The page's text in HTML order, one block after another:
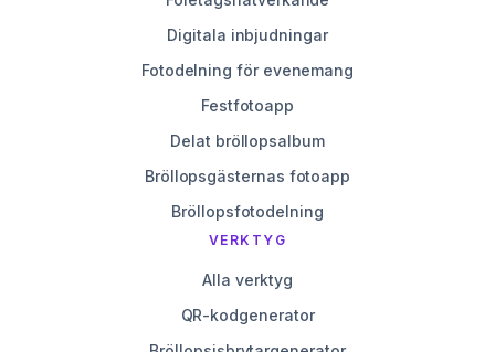
Digitala inbjudningar
Fotodelning för evenemang
Festfotoapp
Delat bröllopsalbum
Bröllopsgästernas fotoapp
Bröllopsfotodelning
VERKTYG
Alla verktyg
QR-kodgenerator